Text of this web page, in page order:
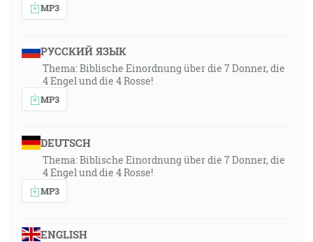
MP3
РУССКИЙ ЯЗЫК
Thema: Biblische Einordnung über die 7 Donner, die
4 Engel und die 4 Rosse!
MP3
DEUTSCH
Thema: Biblische Einordnung über die 7 Donner, die
4 Engel und die 4 Rosse!
MP3
ENGLISH